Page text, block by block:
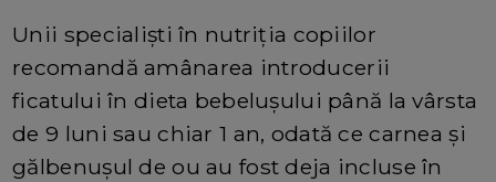
Unii specialiști în nutriția copiilor
recomandă amânarea introducerii
ficatului în dieta bebelușului până la vârsta
de 9 luni sau chiar 1 an, odată ce carnea și
gălbenușul de ou au fost deja incluse în